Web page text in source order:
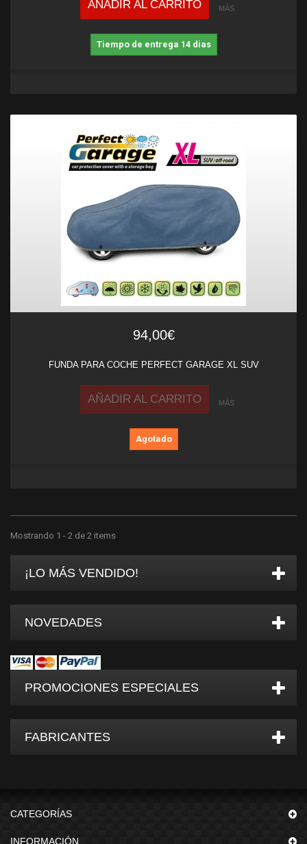
AÑADIR AL CARRITO MÁS
Tiempo de entrega 14 dias
94,00€
FUNDA PARA COCHE PERFECT GARAGE XL SUV
AÑADIR AL CARRITO MÁS
Agotado
Mostrando 1 - 2 de 2 items
¡LO MÁS VENDIDO!
NOVEDADES
PROMOCIONES ESPECIALES
FABRICANTES
CATEGORÍAS
INFORMACIÓN